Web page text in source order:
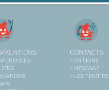
CONTACTS
> EN LIGNE
> MESSAGE
> LES TPE/TIPE